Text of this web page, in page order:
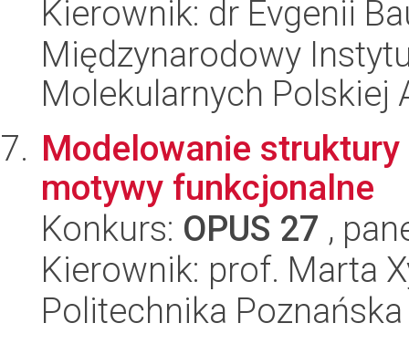
Kierownik: dr Evgenii
Międzynarodowy
Molekularnych Polskiej
Modelowanie
motywy funkcjonalne
Konkurs: OPUS 27 ,
Kierownik: prof. Marta
Politechnika Poznańska